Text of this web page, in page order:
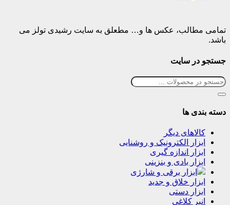
تمامی مطالب، عکس ها و… مطعلق به سایت رشیدی تولز می
باشد.
جستجو در سایت
دسته بندی ها
کالاهای دیگر
ابزار الکترونیک و روشنایی
ابزار اندازه گیری
ابزار بادی و بنزینی
ابزار برقی و شارژی
ابزار خلاق و جدید
ابزار دستی
انبر کلاغی